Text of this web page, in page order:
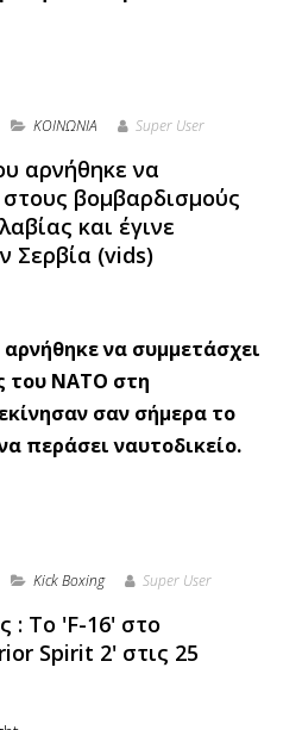
ΚΟΙΝΩΝΙΑ Super User
αρνήθηκε να
βομβαρδισμούς
και έγινε
Σερβία (vids)
να συμμετάσχει
του ΝΑΤΟ στη
σαν σήμερα το
περάσει ναυτοδικείο.
Κick Boxing Super User
: Το 'F-16' στο
Spirit 2' στις 25